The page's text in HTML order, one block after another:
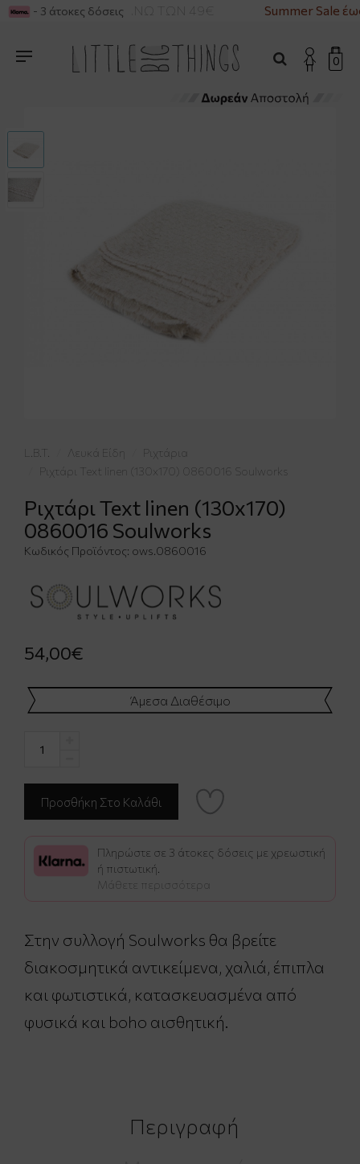
ΓΙΑ ΑΓΟΡΕΣ ΑΝΩ ΤΩΝ 49€ Summer Sale
- 3 άτοκες δόσεις
0
L.B.T. Λευκά Είδη
Ριχτάρια
Ριχτάρι Text linen (130x170) 0860016 Soulworks
Ριχτάρι Text linen (130x170)
0860016 Soulworks
Κωδικός Προϊόντος: ows.0860016
54,00€
Άμεσα Διαθέσιμο
Πληρώστε σε 3 άτοκες δόσεις με χρεωστική
ή πιστωτική.
Μάθετε περισσότερα
Στην συλλογή Soulworks θα βρείτε
διακοσμητικά αντικείμενα, χαλιά, έπιπλα
και φωτιστικά, κατασκευασμένα από
φυσικά και boho αισθητική.
Περιγραφή